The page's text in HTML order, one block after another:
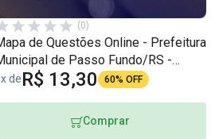
(0)
de Questões Online - Prefeitura
de Passo Fundo/RS -
Administrativo - 4 Mil
deR$ 13,30 60% OFF
Comprar